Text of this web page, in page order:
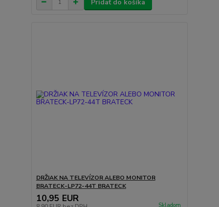
Pridať do košíka
DRŽIAK NA TELEVÍZOR ALEBO MONITOR
BRATECK-LP72-44T BRATECK
10,95 EUR
Skladom